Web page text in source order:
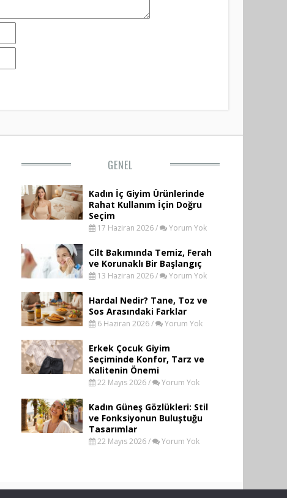
GENEL
Kadın İç Giyim Ürünlerinde
Rahat Kullanım İçin Doğru
Seçim
17 Haziran 2026 / Yorum Yok
Cilt Bakımında Temiz, Ferah
ve Korunaklı Bir Başlangıç
13 Haziran 2026 / Yorum Yok
Hardal Nedir? Tane, Toz ve
Sos Arasındaki Farklar
6 Haziran 2026 / Yorum Yok
Erkek Çocuk Giyim
Seçiminde Konfor, Tarz ve
Kalitenin Önemi
22 Mayıs 2026 / Yorum Yok
Kadın Güneş Gözlükleri: Stil
ve Fonksiyonun Buluştuğu
Tasarımlar
22 Mayıs 2026 / Yorum Yok